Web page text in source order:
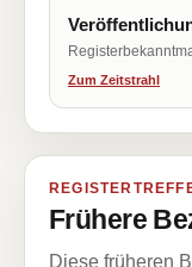
Zum Zeitstrahl
Frühere
Diese früheren